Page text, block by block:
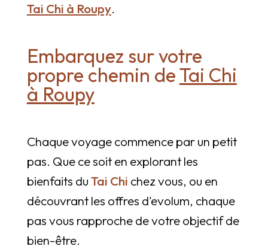
Tai Chi à Roupy.
Embarquez sur votre
propre chemin deTai Chi
à Roupy
Chaque voyage commence par un petit
pas. Que ce soit en explorant les
bienfaits duTai Chi chez vous, ou en
découvrant les offres d'evolum, chaque
pas vous rapproche de votre objectif de
bien-être.